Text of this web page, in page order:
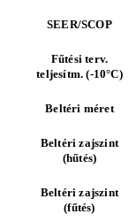
SEER/SCOP
Fűtési terv.
teljesítm. (-10°C)
Beltéri méret
Beltéri zajszint
(hűtés)
Beltéri zajszint
(fűtés)